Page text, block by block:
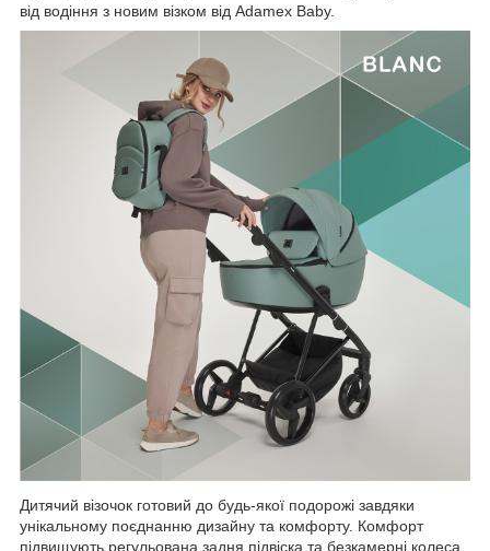
від водіння з новим візком від Adamex Baby.
Дитячий візочок готовий до будь-якої подорожі завдяки
унікальному поєднанню дизайну та комфорту. Комфорт
підвищують регульована задня підвіска та безкамерні колеса.